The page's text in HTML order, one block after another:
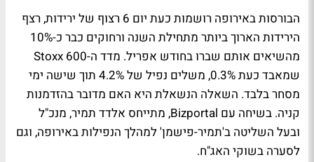
הבורסות באירופה רושמות כעת יום 6 רצוף של ירידות, רצף
הירידות הארוך ביותר מתחילת השנה ורחוקים כבר כ-10%
מהשיאים אותם שברו בחודש אפריל. מדד ה-Stoxx 600
שמאבד כעת 0.3%, משלים נפיל של 4.2% תוך שישה ימי
מסחר בלבד. השאלה הנשאלת היא האם מדובר בהזדמנות
קניה. בשיחה עם Bizportal, מתייחס אלדד תמיר, מנכ"ל
ובעל השליטה ב'תמיר-פישמן' למהלך הנפילות באירופה, וגם
לסערה בשוקי האג"ח.